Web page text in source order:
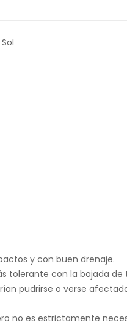
y con buen drenaje.
tolerante con la bajada
pudrirse o verse
no es estrictamente